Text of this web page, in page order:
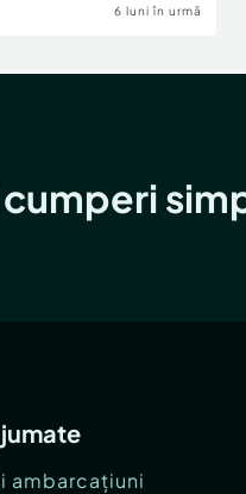
6 luni în urmă
cumperi
ambarcațiuni